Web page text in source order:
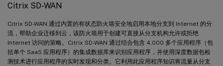
Citrix SD-WAN
Citrix SD-WAN 通过内置的有状态防火墙安全地启用本地分支到 Internet 的分
流，帮助企业迁移到云，该防火墙用于创建可直接从分支机构允许或拒绝
Internet 访问的策略。Citrix SD-WAN 通过结合包含 4,000 多个应用程序（包
括单个 SaaS 应用程序）的集成数据库来识别应用程序，并使用深度数据包检
测技术进行应用程序的实时发现和分类。它利用此应用程序知识将流量从分支